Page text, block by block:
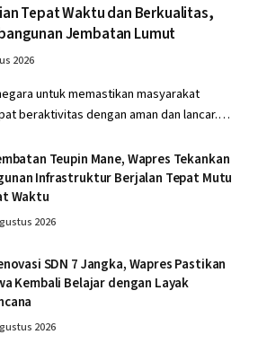
Tepat Waktu dan Berkualitas,
Jembatan Lumut
2026
untuk memastikan masyarakat
beraktivitas dengan aman dan lancar.…
Teupin Mane, Wapres Tekankan
Infrastruktur Berjalan Tepat Mutu
Waktu
2026
SDN 7 Jangka, Wapres Pastikan
Kembali Belajar dengan Layak
2026